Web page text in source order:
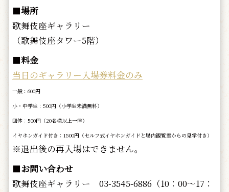
■場所
歌舞伎座ギャラリー
（歌舞伎座タワー5階）
■料金
当日のギャラリー入場券料金のみ
一般：600円
小・中学生：500円（小学生未満無料）
団体：500円（20名様以上一律）
イヤホンガイド付き：1500円（セルフ式イヤホンガイドと場内観覧室からの見学付き）
※退出後の再入場はできません。
■お問い合わせ
歌舞伎座ギャラリー 03-3545-6886（10：00～17：